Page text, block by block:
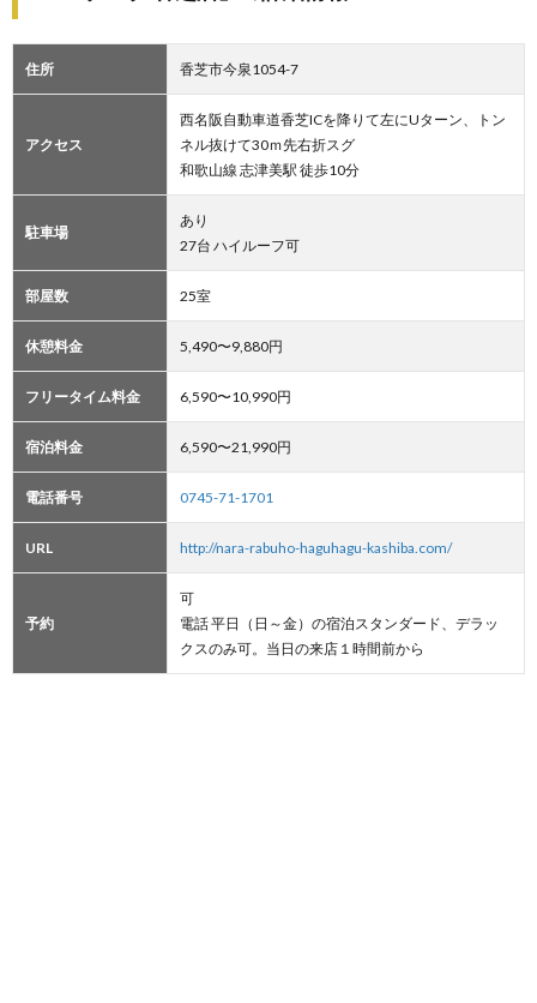
住所 香芝市今泉1054-7
アクセス
西名阪自動車道香芝ICを降りて左にUターン、トン
ネル抜けて30ｍ先右折スグ
和歌山線 志津美駅 徒歩10分
駐車場
あり
27台 ハイルーフ可
部屋数 25室
休憩料金 5,490〜9,880円
フリータイム料金 6,590〜10,990円
宿泊料金 6,590〜21,990円
電話番号 0745-71-1701
URL http://nara-rabuho-haguhagu-kashiba.com/
予約
可
電話 平日（日～金）の宿泊スタンダード、デラッ
クスのみ可。当日の来店１時間前から